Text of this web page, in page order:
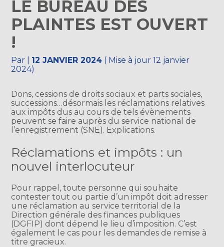
LE BUREAU DES
PLAINTES EST OUVERT
!
Par 12 JANVIER 2024 ( Mise à jour 12 janvier
2024)
Dons, cessions de droits sociaux et parts sociales,
successions…désormais les réclamations relatives
aux impôts dus au cours de tels évènements
peuvent se faire auprès du service national de
l’enregistrement (SNE). Explications.
Réclamations et impôts : un
nouvel interlocuteur
Pour rappel, toute personne qui souhaite
contester tout ou partie d’un impôt doit adresser
une réclamation au service territorial de la
Direction générale des finances publiques
(DGFIP) dont dépend le lieu d’imposition. C’est
également le cas pour les demandes de remise à
titre gracieux.